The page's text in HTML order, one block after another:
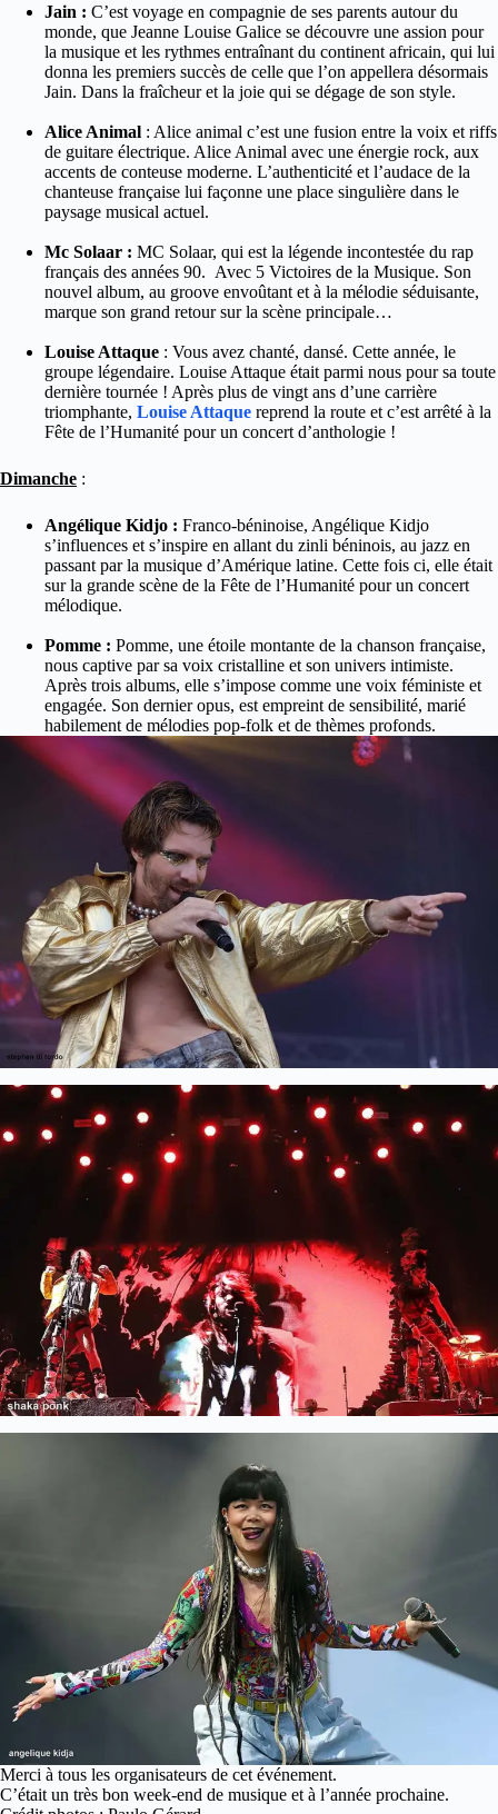
Jain : C’est voyage en compagnie de ses parents autour du
monde, que Jeanne Louise Galice se découvre une assion pour
la musique et les rythmes entraînant du continent africain, qui lui
donna les premiers succès de celle que l’on appellera désormais
Jain. Dans la fraîcheur et la joie qui se dégage de son style.
Alice Animal : Alice animal c’est une fusion entre la voix et riffs
de guitare électrique. Alice Animal avec une énergie rock, aux
accents de conteuse moderne. L’authenticité et l’audace de la
chanteuse française lui façonne une place singulière dans le
paysage musical actuel.
Mc Solaar : MC Solaar, qui est la légende incontestée du rap
français des années 90. Avec 5 Victoires de la Musique. Son
nouvel album, au groove envoûtant et à la mélodie séduisante,
marque son grand retour sur la scène principale…
Louise Attaque : Vous avez chanté, dansé. Cette année, le
groupe légendaire. Louise Attaque était parmi nous pour sa toute
dernière tournée ! Après plus de vingt ans d’une carrière
triomphante, Louise Attaque reprend la route et c’est arrêté à la
Fête de l’Humanité pour un concert d’anthologie !
Dimanche :
Angélique Kidjo : Franco-béninoise, Angélique Kidjo
s’influences et s’inspire en allant du zinli béninois, au jazz en
passant par la musique d’Amérique latine. Cette fois ci, elle était
sur la grande scène de la Fête de l’Humanité pour un concert
mélodique.
Pomme : Pomme, une étoile montante de la chanson française,
nous captive par sa voix cristalline et son univers intimiste.
Après trois albums, elle s’impose comme une voix féministe et
engagée. Son dernier opus, est empreint de sensibilité, marié
habilement de mélodies pop-folk et de thèmes profonds.
Merci à tous les organisateurs de cet événement.
C’était un très bon week-end de musique et à l’année prochaine.